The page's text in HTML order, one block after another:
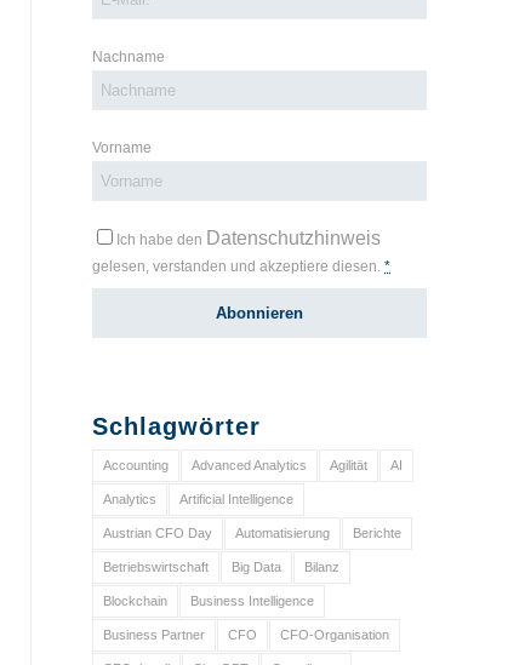
Nachname
Vorname
Ich habe den Datenschutzhinweis
gelesen, verstanden und akzeptiere diesen.*
Schlagwörter
Accounting Advanced Analytics Agilität AI
Analytics Artificial Intelligence
Austrian CFO Day Automatisierung Berichte
Betriebswirtschaft Big Data Bilanz
Blockchain Business Intelligence
Business Partner CFO CFO-Organisation